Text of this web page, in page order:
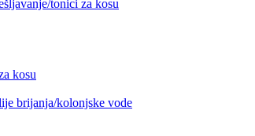
tonici za kosu
kosu
brijanja/kolonjske vode